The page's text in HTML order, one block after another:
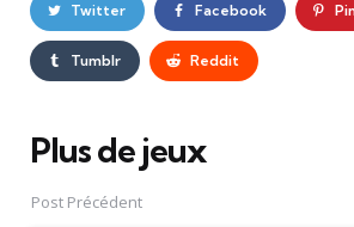
Twitter Facebook
Tumblr Reddit
Plus de jeux
Post
navigation
Post Précédent